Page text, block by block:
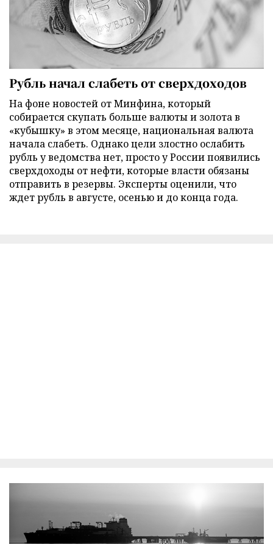
Рубль начал слабеть от сверхдоходов
На фоне новостей от Минфина, который
собирается скупать больше валюты и золота в
«кубышку» в этом месяце, национальная валюта
начала слабеть. Однако цели злостно ослабить
рубль у ведомства нет, просто у России появились
сверхдоходы от нефти, которые власти обязаны
отправить в резервы. Эксперты оценили, что
ждет рубль в августе, осенью и до конца года.